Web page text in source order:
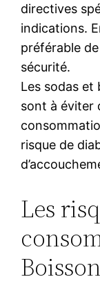
directives
indications.
préférable
sécurité.
Les sodas et
sont à éviter
risque de
Les